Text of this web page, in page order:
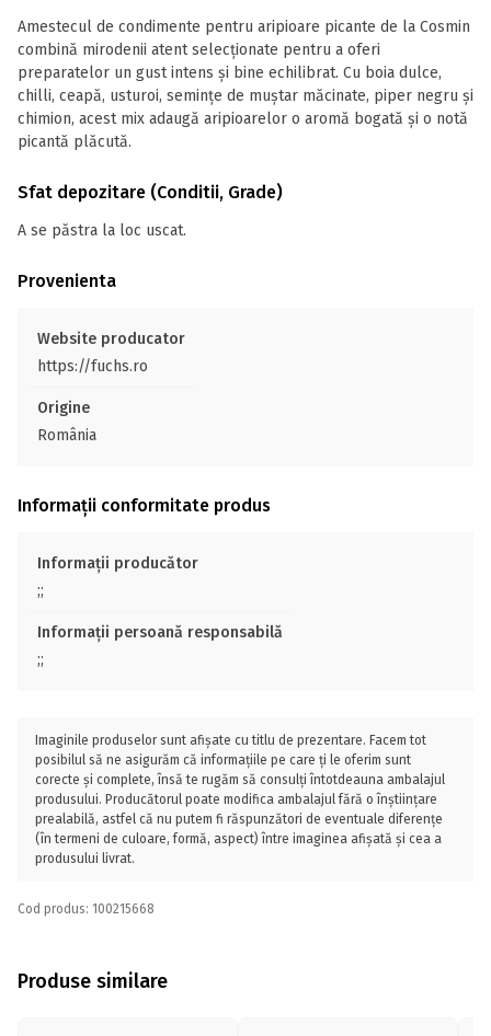
Amestecul de condimente pentru aripioare picante de la Cosmin
combină mirodenii atent selecționate pentru a oferi
preparatelor un gust intens și bine echilibrat. Cu boia dulce,
chilli, ceapă, usturoi, semințe de muștar măcinate, piper negru și
chimion, acest mix adaugă aripioarelor o aromă bogată și o notă
picantă plăcută.
Sfat depozitare (Conditii, Grade)
A se păstra la loc uscat.
Provenienta
Website producator
https://fuchs.ro
Origine
România
Informații conformitate produs
Informații producător
;;
Informații persoană responsabilă
;;
Imaginile produselor sunt afișate cu titlu de prezentare. Facem tot
posibilul să ne asigurăm că informațiile pe care ți le oferim sunt
corecte și complete, însă te rugăm să consulți întotdeauna ambalajul
produsului. Producătorul poate modifica ambalajul fără o înștiințare
prealabilă, astfel că nu putem fi răspunzători de eventuale diferențe
(în termeni de culoare, formă, aspect) între imaginea afișată și cea a
produsului livrat.
Cod produs: 100215668
Produse similare